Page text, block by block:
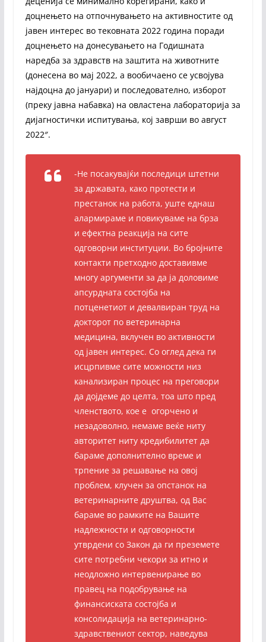
доцнењето на отпочнувањето на активностите од
јавен интерес во тековната 2022 година поради
доцнењето на донесувањето на Годишната
наредба за здравств на заштита на животните
(донесена во мај 2022, а вообичаено се усвојува
најдоцна до јануари) и последователно, изборот
(преку јавна набавка) на овластена лабораторија за
дијагностички испитувања, кој заврши во август
2022″.
-Не посакувајќи последици штетни
за државата, како протести и
престанок на работа, уште еднаш
алармираме и повикуваме на брза
и ефектна реакција на сите
одговорни институции. Во бројните
контакти претходно доставивме
многу аргументи за да ја доловиме
апсурдната состојба на
потценетиот и девалвиран труд на
докторот по ветеринарна
медицина, вклучен во активности
од јавен интерес. Со оглед дека ги
исцрпивме сите можности низ
канализиран процес на преговори
да дојдеме до целта, тоа што пред
членството, кое е огорчено и
незадоволно, немаме веќе ниту
авторитет ниту кредибилитет да
бараме дополнително време и
трпение за решавање на овој
проблем, клучен за опстанок на
ветеринарните друштва, од Вас
бараме во рамките на Вашите
надлежности и одговорности
утврдени со Закон да ги преземете
сите потребни чекори за итно и
неодложно интервенирање во
правец на подобрување на
финансиската состојба и
консолидација на ветеринарно-
здравствениот сектор, наведува